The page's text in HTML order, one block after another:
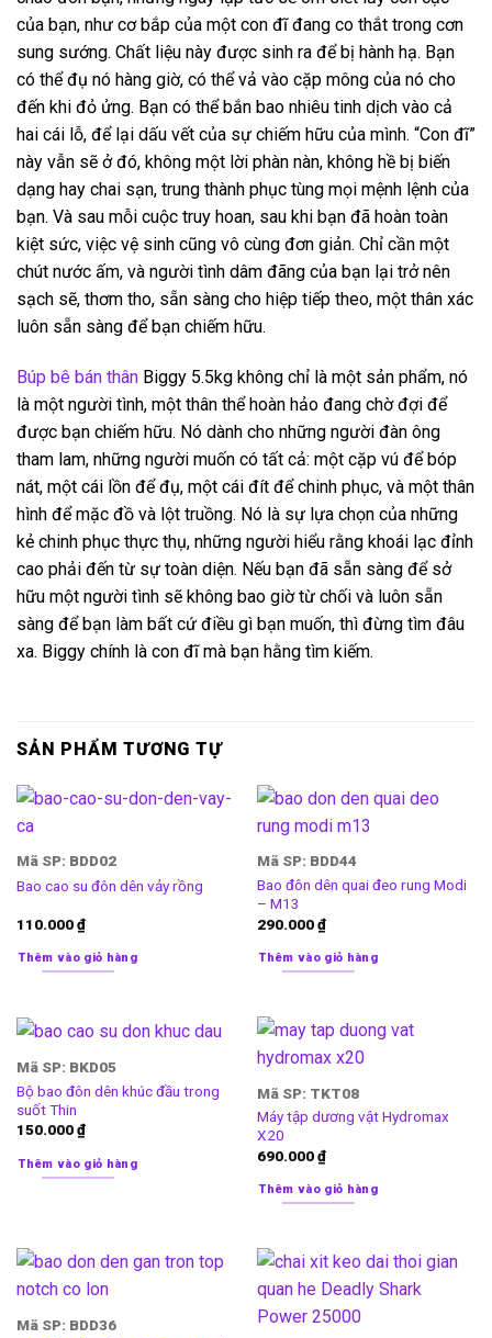
của bạn, như cơ bắp của một con đĩ đang co thắt trong cơn
sung sướng. Chất liệu này được sinh ra để bị hành hạ. Bạn
có thể đụ nó hàng giờ, có thể vả vào cặp mông của nó cho
đến khi đỏ ửng. Bạn có thể bắn bao nhiêu tinh dịch vào cả
hai cái lỗ, để lại dấu vết của sự chiếm hữu của mình. “Con đĩ”
này vẫn sẽ ở đó, không một lời phàn nàn, không hề bị biến
dạng hay chai sạn, trung thành phục tùng mọi mệnh lệnh của
bạn. Và sau mỗi cuộc truy hoan, sau khi bạn đã hoàn toàn
kiệt sức, việc vệ sinh cũng vô cùng đơn giản. Chỉ cần một
chút nước ấm, và người tình dâm đãng của bạn lại trở nên
sạch sẽ, thơm tho, sẵn sàng cho hiệp tiếp theo, một thân xác
luôn sẵn sàng để bạn chiếm hữu.
Búp bê bán thân Biggy 5.5kg không chỉ là một sản phẩm, nó
là một người tình, một thân thể hoàn hảo đang chờ đợi để
được bạn chiếm hữu. Nó dành cho những người đàn ông
tham lam, những người muốn có tất cả: một cặp vú để bóp
nát, một cái lồn để đụ, một cái đít để chinh phục, và một thân
hình để mặc đồ và lột truồng. Nó là sự lựa chọn của những
kẻ chinh phục thực thụ, những người hiểu rằng khoái lạc đỉnh
cao phải đến từ sự toàn diện. Nếu bạn đã sẵn sàng để sở
hữu một người tình sẽ không bao giờ từ chối và luôn sẵn
sàng để bạn làm bất cứ điều gì bạn muốn, thì đừng tìm đâu
xa. Biggy chính là con đĩ mà bạn hằng tìm kiếm.
SẢN PHẨM TƯƠNG TỰ
Mã SP: BDD02
Bao cao su đôn dên vảy rồng
110.000₫
Thêm vào giỏ hàng
Mã SP: BDD44
Bao đôn dên quai đeo rung Modi
– M13
290.000₫
Thêm vào giỏ hàng
Mã SP: BKD05
Bộ bao đôn dên khúc đầu trong
suốt Thin
150.000₫
Thêm vào giỏ hàng
Mã SP: TKT08
Máy tập dương vật Hydromax
X20
690.000₫
Thêm vào giỏ hàng
Mã SP: BDD36